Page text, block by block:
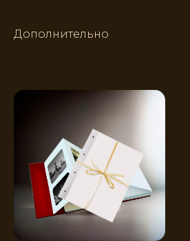
Дополнительно